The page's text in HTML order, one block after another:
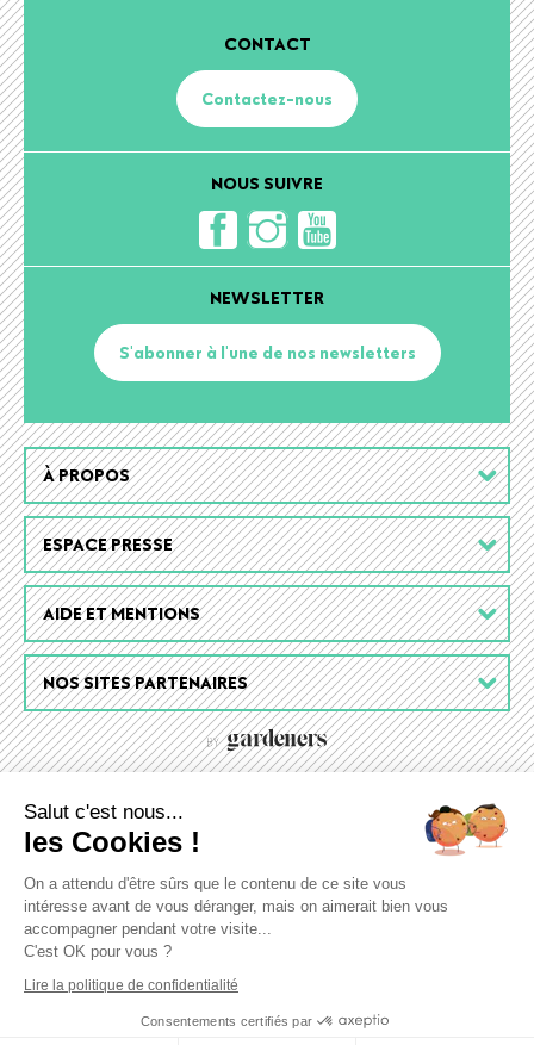
CONTACT
Contactez-nous
NOUS SUIVRE
NEWSLETTER
S'abonner à l'une de nos newsletters
Footer
menu
À PROPOS
ESPACE PRESSE
AIDE ET MENTIONS
NOS SITES PARTENAIRES
Salut c'est nous...
les Cookies !
On a attendu d'être sûrs que le contenu de ce site vous
intéresse avant de vous déranger, mais on aimerait bien vous
accompagner pendant votre visite...
C'est OK pour vous ?
Lire la politique de confidentialité
Consentements certifiés par